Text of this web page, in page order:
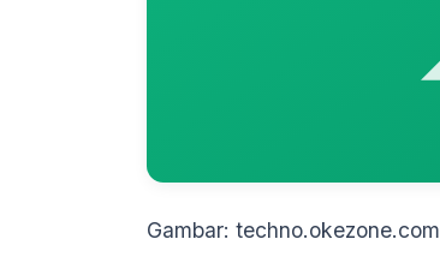
Gambar: techno.okezone.com